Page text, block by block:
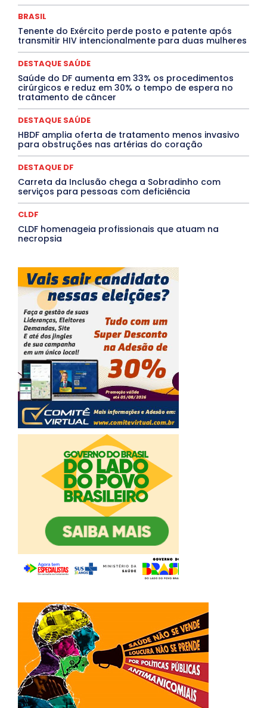
MEIO AMBIENTE
MÚSICA
O Plantonista Opinião Oropouche
Paraíba
Paraná Pernambuco Piauí
POLÍTICA
PROCESSO SELETIVO
PUBLIEDITORIAL
QUALIFICAÇÃO PROFISSIONAL
Rio de Janeiro
Rio Grande do Sul
Roraima
Santa Catarina
São Paulo SARAMPO
SAÚDE
Saúde Agora
TÁ FROID?
TEATRO TECNOLOGIA
TIC TAC
Mais
BRASIL
Tenente do Exército perde posto e patente após
transmitir HIV intencionalmente para duas mulheres
DESTAQUE SAÚDE
Saúde do DF aumenta em 33% os procedimentos
cirúrgicos e reduz em 30% o tempo de espera no
tratamento de câncer
DESTAQUE SAÚDE
HBDF amplia oferta de tratamento menos invasivo
para obstruções nas artérias do coração
DESTAQUE DF
Carreta da Inclusão chega a Sobradinho com
serviços para pessoas com deficiência
CLDF
CLDF homenageia profissionais que atuam na
necropsia